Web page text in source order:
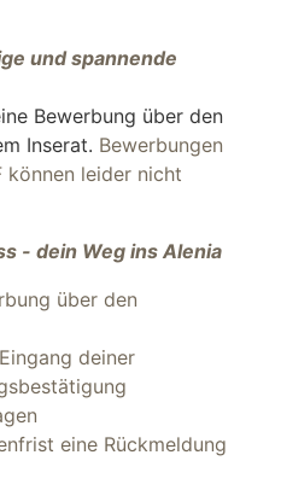
und spannende
Bewerbung über den
Inserat. Bewerbungen
können leider nicht
- dein Weg ins Alenia
über den
deiner
eine Rückmeldung